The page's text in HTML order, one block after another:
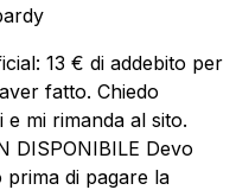
13 € di addebito per
fatto. Chiedo
mi rimanda al sito.
DISPONIBILE Devo
di pagare la